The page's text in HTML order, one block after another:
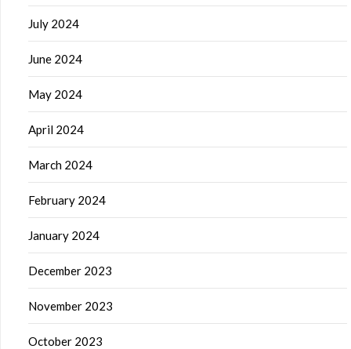
July 2024
June 2024
May 2024
April 2024
March 2024
February 2024
January 2024
December 2023
November 2023
October 2023